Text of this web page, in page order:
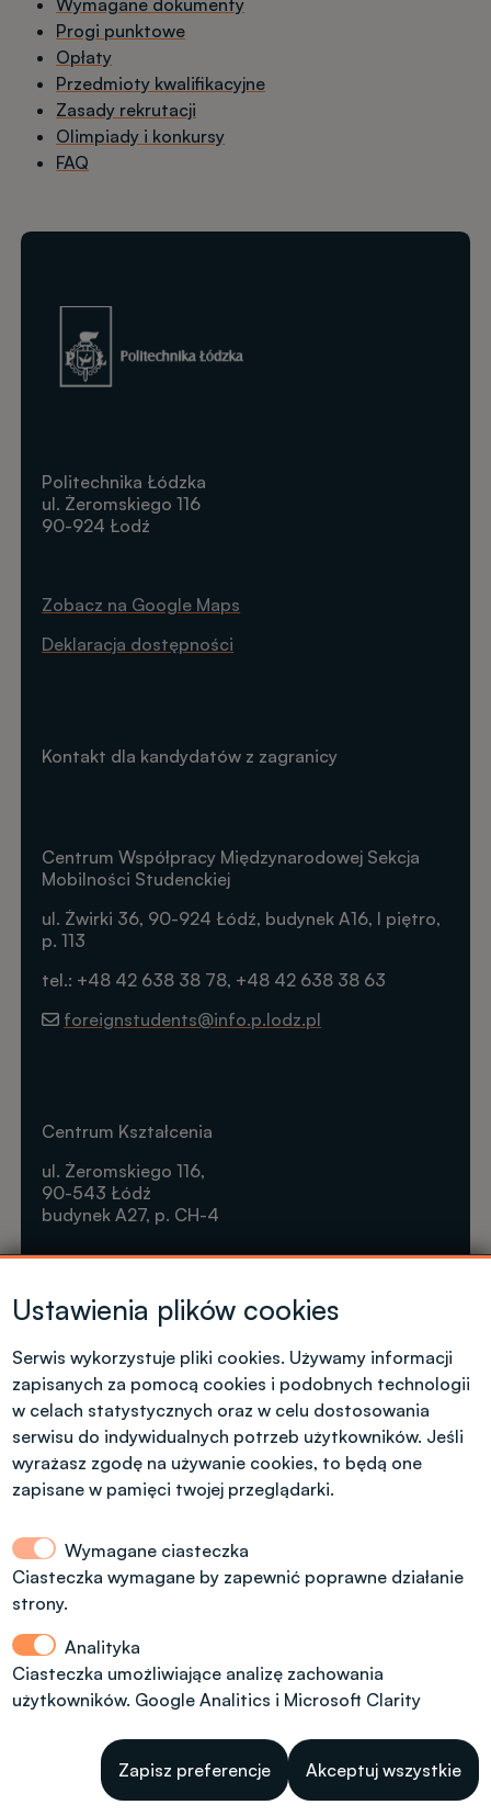
Wymagane dokumenty
Progi punktowe
Opłaty
Przedmioty kwalifikacyjne
Zasady rekrutacji
Olimpiady i konkursy
FAQ
Obraz
Politechnika Łódzka
ul. Żeromskiego 116
90-924 Łodź
Zobacz na Google Maps
Deklaracja dostępności
Kontakt dla kandydatów z polskim
obywatelstwem
Dział Rekrutacji Politechniki Łódzkiej
ul. Radwańska 29, budynek A13, (dodatkowe
wejście od ul. Stefanowskiego 22)
tel.: 42 6312092, 42 6312974
rekrutacja@info.p.lodz.pl
Godziny otwarcia: 8.00 - 15.00
Kontakt dla kandydatów z zagranicy
Centrum Współpracy Międzynarodowej Sekcja
Mobilności Studenckiej
ul. Żwirki 36, 90-924 Łódź, budynek A16, I piętro,
p. 113
tel.: +48 42 638 38 78, +48 42 638 38 63
foreignstudents@info.p.lodz.pl
Centrum Kształcenia
ul. Żeromskiego 116,
90-543 Łódź
budynek A27, p. CH-4
Tel. +48 42 631 23 14
microcredentials@info.p.lodz.pl
Ustawienia plików cookies
Serwis wykorzystuje pliki cookies. Używamy informacji
zapisanych za pomocą cookies i podobnych technologii
w celach statystycznych oraz w celu dostosowania
serwisu do indywidualnych potrzeb użytkowników. Jeśli
wyrażasz zgodę na używanie cookies, to będą one
zapisane w pamięci twojej przeglądarki.
Wymagane ciasteczka
Ciasteczka wymagane by zapewnić poprawne działanie
strony.
Analityka
Ciasteczka umożliwiające analizę zachowania
użytkowników. Google Analitics i Microsoft Clarity
Zapisz preferencje Akceptuj wszystkie